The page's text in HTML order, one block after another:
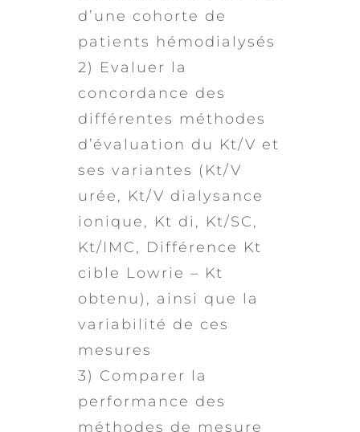
d’une cohorte de
patients hémodialysés
2) Evaluer la
concordance des
différentes méthodes
d’évaluation du Kt/V et
ses variantes (Kt/V
urée, Kt/V dialysance
ionique, Kt di, Kt/SC,
Kt/IMC, Différence Kt
cible Lowrie – Kt
obtenu), ainsi que la
variabilité de ces
mesures
3) Comparer la
performance des
méthodes de mesure